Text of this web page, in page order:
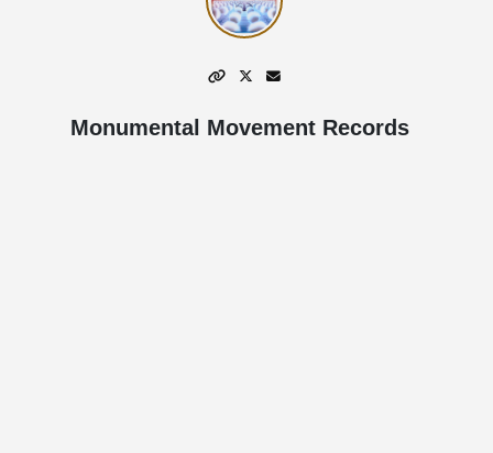
Monumental Movement Records